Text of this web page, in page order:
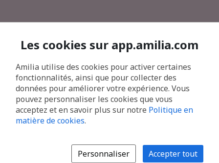
Les cookies sur app.amilia.com
Amilia utilise des cookies pour activer certaines
fonctionnalités, ainsi que pour collecter des
données pour améliorer votre expérience. Vous
pouvez personnaliser les cookies que vous
acceptez et en savoir plus sur notre Politique en
matière de cookies.
Personnaliser Accepter tout